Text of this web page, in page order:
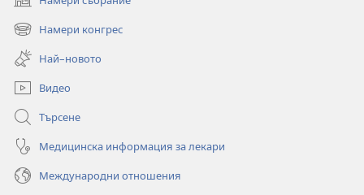
(отваря
нов
прозорец)
Намери конгрес
(отваря
нов
прозорец)
Най–новото
Видео
Търсене
Медицинска информация за лекари
Международни отношения